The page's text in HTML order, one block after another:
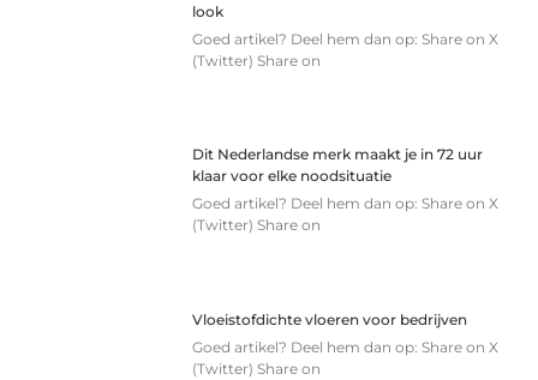
look
Goed artikel? Deel hem dan op: Share on X
(Twitter) Share on
Dit Nederlandse merk maakt je in 72 uur
klaar voor elke noodsituatie
Goed artikel? Deel hem dan op: Share on X
(Twitter) Share on
Vloeistofdichte vloeren voor bedrijven
Goed artikel? Deel hem dan op: Share on X
(Twitter) Share on